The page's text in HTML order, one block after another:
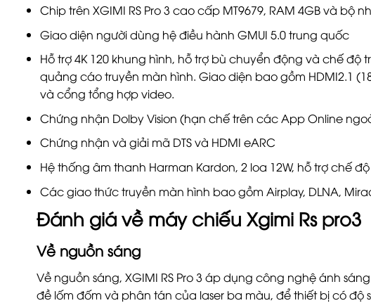
Chip trên XGIMI RS Pro 3 cao cấp MT9679, RAM 4GB và bộ
Giao diện người dùng hệ điều hành GMUI 5.0 trung quốc
Hỗ trợ 4K 120 khung hình, hỗ trợ bù chuyển động và chế
quảng cáo truyền màn hình. Giao diện bao gồm HDMI2.1
và cổng tổng hợp video.
Chứng nhận Dolby Vision (hạn chế trên các App Online
Chứng nhận và giải mã DTS và HDMI eARC
Hệ thống âm thanh Harman Kardon, 2 loa 12W, hỗ trợ chế
Các giao thức truyền màn hình bao gồm Airplay, DLNA,
Đánh giá về máy chiếu Xgimi Rs pro3
Về nguồn sáng
Về nguồn sáng, XGIMI RS Pro 3 áp dụng công nghệ ánh
đề lốm đốm và phân tán của laser ba màu, để thiết bị có độ